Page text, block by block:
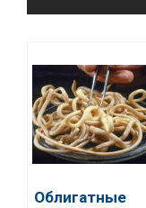
Облигатные